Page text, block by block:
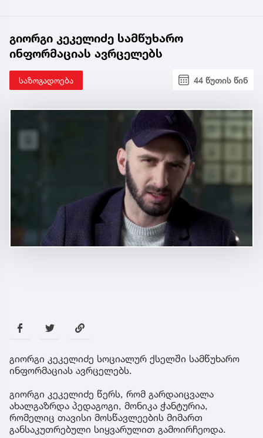
გიორგი კეკელიძე სამწუხარო
ინფორმაციას ავრცელებს
საზოგადოება 44 წუთის წინ
გიორგი კეკელიძე სოციალურ ქსელში სამწუხარო
ინფორმაციას ავრცელებს.
გიორგი კეკელიძე წერს, რომ გარდაიცვალა
ახალგაზრდა პედაგოგი, მონიკა ჭანტურია,
რომელიც თავისი მოსწავლეების მიმართ
განსაკუთრებული სიყვარულით გამოირჩეოდა.